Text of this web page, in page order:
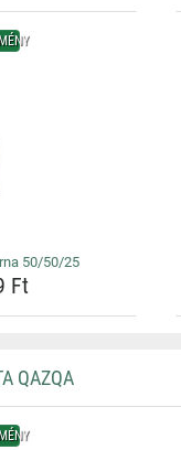
50/50/25
Ft
QAZQA